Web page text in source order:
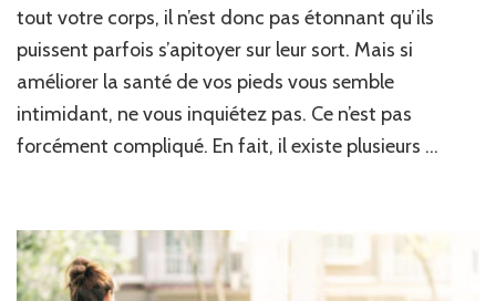
tout votre corps, il n’est donc pas étonnant qu’ils
puissent parfois s’apitoyer sur leur sort. Mais si
améliorer la santé de vos pieds vous semble
intimidant, ne vous inquiétez pas. Ce n’est pas
forcément compliqué. En fait, il existe plusieurs …